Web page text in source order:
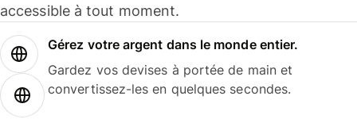
accessible à tout moment.
Gérez votre argent dans le monde entier.
Gardez vos devises à portée de main et
convertissez-les en quelques secondes.